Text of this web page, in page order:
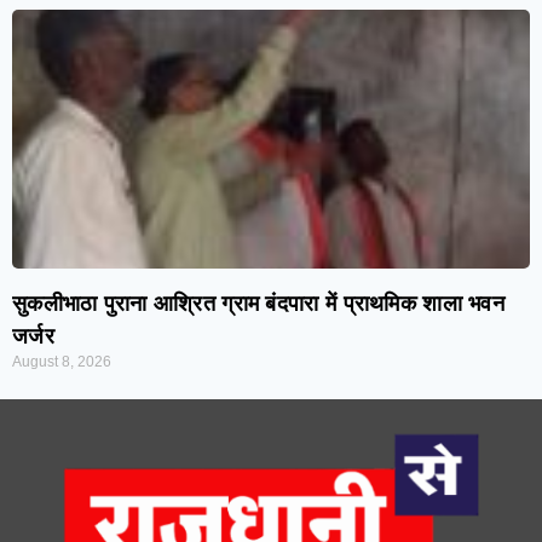
सुकलीभाठा पुराना आश्रित ग्राम बंदपारा में प्राथमिक शाला भवन
जर्जर
August 8, 2026